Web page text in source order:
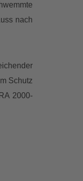
nach
Schutz
2000-